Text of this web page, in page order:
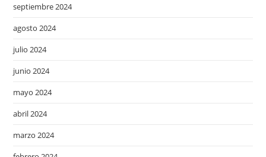
septiembre 2024
agosto 2024
julio 2024
junio 2024
mayo 2024
abril 2024
marzo 2024